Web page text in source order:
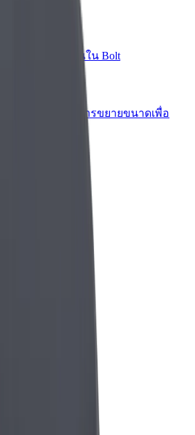
ของฟลีท
รเพิ่มฟลีทของคุณใน Bolt
รของ Bolt ที่มีการขยายขนาดเพื่อ